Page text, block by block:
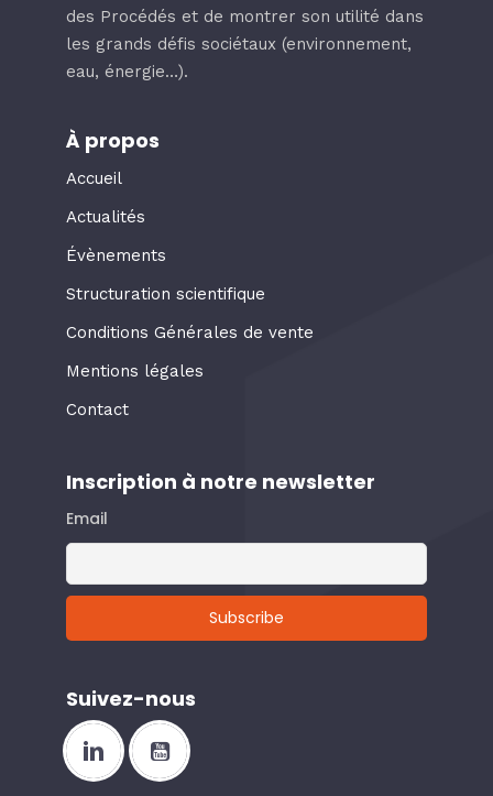
des Procédés et de montrer son utilité dans
les grands défis sociétaux (environnement,
eau, énergie…).
À propos
Accueil
Actualités
Évènements
Structuration scientifique
Conditions Générales de vente
Mentions légales
Contact
Inscription à notre newsletter
Email
Suivez-nous